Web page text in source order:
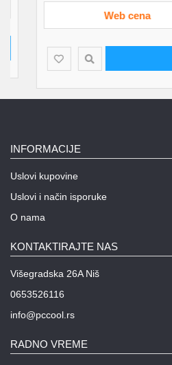
Web cena
INFORMACIJE
Uslovi kupovine
Uslovi i način isporuke
O nama
KONTAKTIRAJTE NAS
Višegradska 26A Niš
0653526116
info@pccool.rs
RADNO VREME